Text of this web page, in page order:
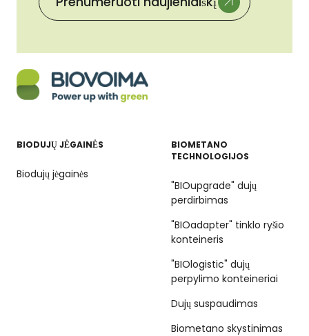
BIODUJŲ JĖGAINĖS
Biodujų jėgainės
BIOMETANO
TECHNOLOGIJOS
"BIOupgrade" dujų
perdirbimas
"BIOadapter" tinklo ryšio
konteineris
"BIOlogistic" dujų
perpylimo konteineriai
Dujų suspaudimas
Biometano skystinimas